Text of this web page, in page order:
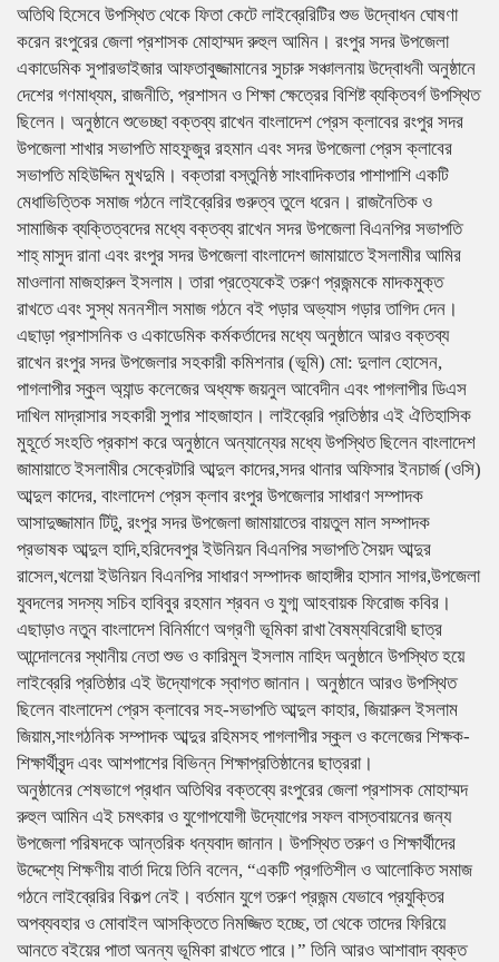
অতিথি হিসেবে উপস্থিত থেকে ফিতা কেটে লাইব্রেরিটির শুভ উদ্বোধন ঘোষণা
করেন রংপুরের জেলা প্রশাসক মোহাম্মদ রুহুল আমিন। রংপুর সদর উপজেলা
একাডেমিক সুপারভাইজার আফতাবুজ্জামানের সুচারু সঞ্চালনায় উদ্বোধনী অনুষ্ঠানে
দেশের গণমাধ্যম, রাজনীতি, প্রশাসন ও শিক্ষা ক্ষেত্রের বিশিষ্ট ব্যক্তিবর্গ উপস্থিত
ছিলেন। অনুষ্ঠানে শুভেচ্ছা বক্তব্য রাখেন বাংলাদেশ প্রেস ক্লাবের রংপুর সদর
উপজেলা শাখার সভাপতি মাহফুজুর রহমান এবং সদর উপজেলা প্রেস ক্লাবের
সভাপতি মহিউদ্দিন মুখদুমি। বক্তারা বস্তুনিষ্ঠ সাংবাদিকতার পাশাপাশি একটি
মেধাভিত্তিক সমাজ গঠনে লাইব্রেরির গুরুত্ব তুলে ধরেন। ​রাজনৈতিক ও
সামাজিক ব্যক্তিত্বদের মধ্যে বক্তব্য রাখেন সদর উপজেলা বিএনপির সভাপতি
শাহ্ মাসুদ রানা এবং রংপুর সদর উপজেলা বাংলাদেশ জামায়াতে ইসলামীর আমির
মাওলানা মাজহারুল ইসলাম। তারা প্রত্যেকেই তরুণ প্রজন্মকে মাদকমুক্ত
রাখতে এবং সুস্থ মননশীল সমাজ গঠনে বই পড়ার অভ্যাস গড়ার তাগিদ দেন।
এছাড়া প্রশাসনিক ও একাডেমিক কর্মকর্তাদের মধ্যে অনুষ্ঠানে আরও বক্তব্য
রাখেন রংপুর সদর উপজেলার সহকারী কমিশনার (ভূমি) মো: দুলাল হোসেন,
পাগলাপীর স্কুল অ্যান্ড কলেজের অধ্যক্ষ জয়নুল আবেদীন এবং পাগলাপীর ডিএস
দাখিল মাদ্রাসার সহকারী সুপার শাহজাহান। ​লাইব্রেরি প্রতিষ্ঠার এই ঐতিহাসিক
মুহূর্তে সংহতি প্রকাশ করে অনুষ্ঠানে অন্যান্যের মধ্যে উপস্থিত ছিলেন বাংলাদেশ
জামায়াতে ইসলামীর সেক্রেটারি আব্দুল কাদের,সদর থানার অফিসার ইনচার্জ (ওসি)
আব্দুল কাদের, বাংলাদেশ প্রেস ক্লাব রংপুর উপজেলার সাধারণ সম্পাদক
আসাদুজ্জামান টিটু, রংপুর সদর উপজেলা জামায়াতের বায়তুল মাল সম্পাদক
প্রভাষক আব্দুল হাদি,হরিদেবপুর ইউনিয়ন বিএনপির সভাপতি সৈয়দ আব্দুর
রাসেল,খলেয়া ইউনিয়ন বিএনপির সাধারণ সম্পাদক জাহাঙ্গীর হাসান সাগর,উপজেলা
যুবদলের সদস্য সচিব হাবিবুর রহমান শ্রবন ও যুগ্ম আহবায়ক ফিরোজ কবির। ​
এছাড়াও নতুন বাংলাদেশ বিনির্মাণে অগ্রণী ভূমিকা রাখা বৈষম্যবিরোধী ছাত্র
আন্দোলনের স্থানীয় নেতা শুভ ও কারিমুল ইসলাম নাহিদ অনুষ্ঠানে উপস্থিত হয়ে
লাইব্রেরি প্রতিষ্ঠার এই উদ্যোগকে স্বাগত জানান। অনুষ্ঠানে আরও উপস্থিত
ছিলেন বাংলাদেশ প্রেস ক্লাবের সহ-সভাপতি আব্দুল কাহার, জিয়ারুল ইসলাম
জিয়াম,সাংগঠনিক সম্পাদক আব্দুর রহিমসহ পাগলাপীর স্কুল ও কলেজের শিক্ষক-
শিক্ষার্থীবৃন্দ এবং আশপাশের বিভিন্ন শিক্ষাপ্রতিষ্ঠানের ছাত্ররা।
​অনুষ্ঠানের শেষভাগে প্রধান অতিথির বক্তব্যে রংপুরের জেলা প্রশাসক মোহাম্মদ
রুহুল আমিন এই চমৎকার ও যুগোপযোগী উদ্যোগের সফল বাস্তবায়নের জন্য
উপজেলা পরিষদকে আন্তরিক ধন্যবাদ জানান। উপস্থিত তরুণ ও শিক্ষার্থীদের
উদ্দেশ্যে শিক্ষণীয় বার্তা দিয়ে তিনি বলেন, “একটি প্রগতিশীল ও আলোকিত সমাজ
গঠনে লাইব্রেরির বিকল্প নেই। বর্তমান যুগে তরুণ প্রজন্ম যেভাবে প্রযুক্তির
অপব্যবহার ও মোবাইল আসক্তিতে নিমজ্জিত হচ্ছে, তা থেকে তাদের ফিরিয়ে
আনতে বইয়ের পাতা অনন্য ভূমিকা রাখতে পারে।” ​তিনি আরও আশাবাদ ব্যক্ত